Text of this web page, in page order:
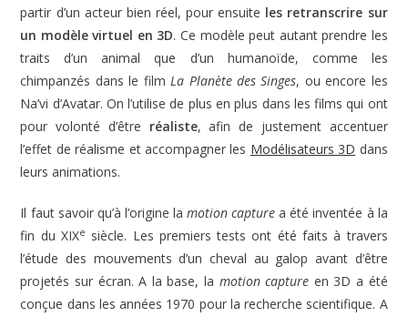
partir d’un acteur bien réel, pour ensuite les retranscrire sur
un modèle virtuel en 3D. Ce modèle peut autant prendre les
traits d’un animal que d’un humanoïde, comme les
chimpanzés dans le filmLa Planète des Singes, ou encore les
Na’vi d’Avatar. On l’utilise de plus en plus dans les films qui ont
pour volonté d’être réaliste, afin de justement accentuer
l’effet de réalisme et accompagner les Modélisateurs 3D dans
leurs animations.
Il faut savoir qu’à l’origine la motion capture a été inventée à la
fin du XIXe siècle. Les premiers tests ont été faits à travers
l’étude des mouvements d’un cheval au galop avant d’être
projetés sur écran. A la base, la motion capture en 3D a été
conçue dans les années 1970 pour la recherche scientifique. A